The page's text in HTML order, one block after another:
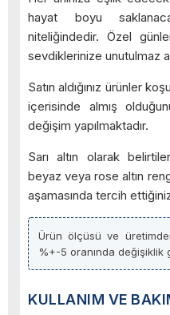
hayat boyu
niteliğindedir. Özel
sevdiklerinize unutulmaz
Satın aldığınız ürünler
içerisinde almış
değişim yapılmaktadır.
Sarı altın olarak
beyaz veya rose altın
aşamasında tercih
Ürün ölçüsü ve
%+-5 oranında değişiklik
KULLANIM VE